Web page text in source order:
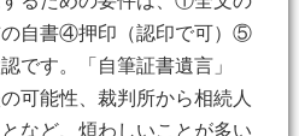
自書④押印（認印で可）⑤
です。「自筆証書遺言」
可能性、裁判所から相続人
など、煩わしいことが多い